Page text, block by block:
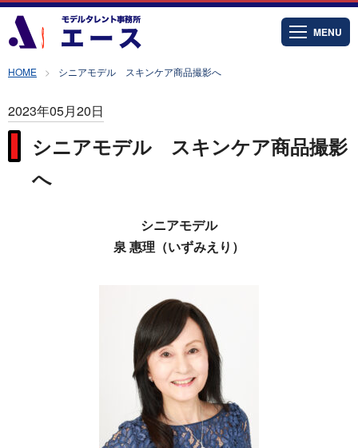
MENU
HOME シニアモデル スキンケア商品撮影へ
2023年05月20日
シニアモデル スキンケア商品撮影
へ
シニアモデル
泉 惠理（いずみえり）